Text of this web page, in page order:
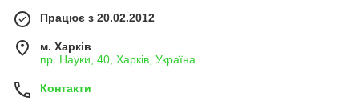
Працює з 20.02.2012
м. Харків
пр. Науки, 40, Харків, Україна
Контакти